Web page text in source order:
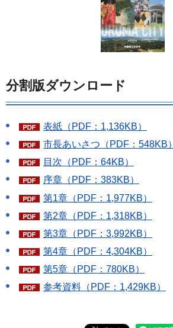
分割版ダウンロード
表紙（PDF：1,136KB）
市長あいさつ（PDF：548KB）
目次（PDF：64KB）
序章（PDF：383KB）
第1章（PDF：1,977KB）
第2章（PDF：1,318KB）
第3章（PDF：3,992KB）
第4章（PDF：4,304KB）
第5章（PDF：780KB）
参考資料（PDF：1,429KB）